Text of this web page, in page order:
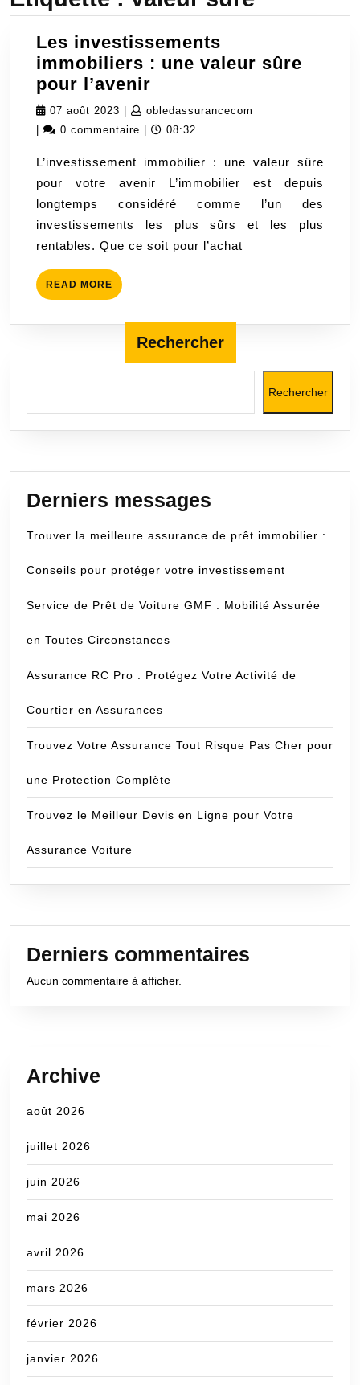
Les investissements
immobiliers : une valeur sûre
pour l’avenir
investissements
immobiliers
une
valeur
sûre
pour
l’avenir
07 août 2023 07
août
obledassurancecom
0 commentaire 08:32
L’investissement immobilier : une valeur sûre
pour votre avenir L’immobilier est depuis
longtemps considéré comme l’un des
investissements les plus sûrs et les plus
rentables. Que ce soit pour l’achat
READ MORE READ
MORE
Rechercher
Rechercher
Derniers messages
Trouver la meilleure assurance de prêt immobilier :
Conseils pour protéger votre investissement
Service de Prêt de Voiture GMF : Mobilité Assurée
en Toutes Circonstances
Assurance RC Pro : Protégez Votre Activité de
Courtier en Assurances
Trouvez Votre Assurance Tout Risque Pas Cher pour
une Protection Complète
Trouvez le Meilleur Devis en Ligne pour Votre
Assurance Voiture
Derniers commentaires
Aucun commentaire à afficher.
Archive
août 2026
juillet 2026
juin 2026
mai 2026
avril 2026
mars 2026
février 2026
janvier 2026